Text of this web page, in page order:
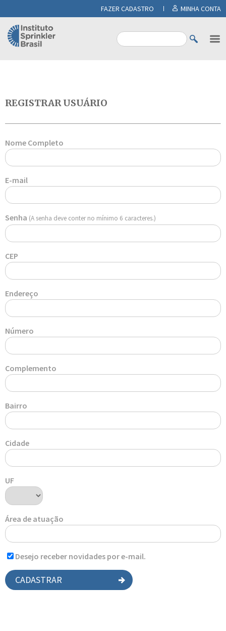
FAZER CADASTRO MINHA CONTA
REGISTRAR USUÁRIO
Nome Completo
E-mail
Senha (A senha deve conter no mínimo 6 caracteres.)
CEP
Endereço
Número
Complemento
Bairro
Cidade
UF
Área de atuação
Desejo receber novidades por e-mail.
CADASTRAR